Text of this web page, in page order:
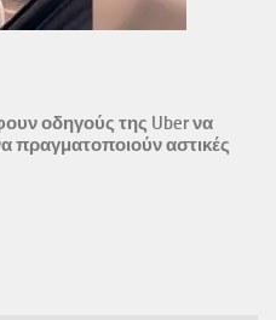
οδηγούς της Uber να
πραγματοποιούν αστικές